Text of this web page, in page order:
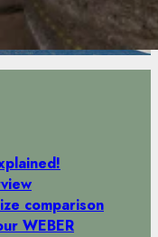
comparison
WEBER